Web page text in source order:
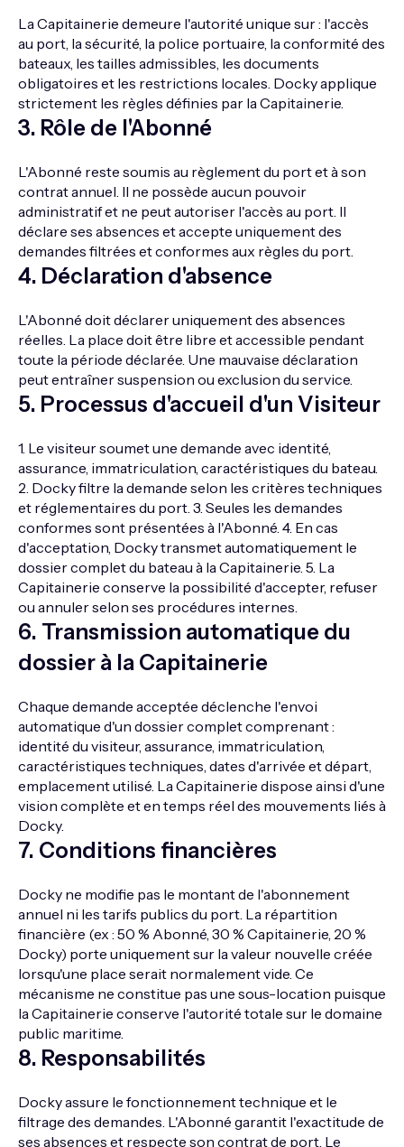
La Capitainerie demeure l'autorité unique sur : l'accès
au port, la sécurité, la police portuaire, la conformité des
bateaux, les tailles admissibles, les documents
obligatoires et les restrictions locales. Docky applique
strictement les règles définies par la Capitainerie.
3. Rôle de l'Abonné
L'Abonné reste soumis au règlement du port et à son
contrat annuel. Il ne possède aucun pouvoir
administratif et ne peut autoriser l'accès au port. Il
déclare ses absences et accepte uniquement des
demandes filtrées et conformes aux règles du port.
4. Déclaration d'absence
L'Abonné doit déclarer uniquement des absences
réelles. La place doit être libre et accessible pendant
toute la période déclarée. Une mauvaise déclaration
peut entraîner suspension ou exclusion du service.
5. Processus d'accueil d'un Visiteur
1. Le visiteur soumet une demande avec identité,
assurance, immatriculation, caractéristiques du bateau.
2. Docky filtre la demande selon les critères techniques
et réglementaires du port. 3. Seules les demandes
conformes sont présentées à l'Abonné. 4. En cas
d'acceptation, Docky transmet automatiquement le
dossier complet du bateau à la Capitainerie. 5. La
Capitainerie conserve la possibilité d'accepter, refuser
ou annuler selon ses procédures internes.
6. Transmission automatique du
dossier à la Capitainerie
Chaque demande acceptée déclenche l'envoi
automatique d'un dossier complet comprenant :
identité du visiteur, assurance, immatriculation,
caractéristiques techniques, dates d'arrivée et départ,
emplacement utilisé. La Capitainerie dispose ainsi d'une
vision complète et en temps réel des mouvements liés à
Docky.
7. Conditions financières
Docky ne modifie pas le montant de l'abonnement
annuel ni les tarifs publics du port. La répartition
financière (ex : 50 % Abonné, 30 % Capitainerie, 20 %
Docky) porte uniquement sur la valeur nouvelle créée
lorsqu'une place serait normalement vide. Ce
mécanisme ne constitue pas une sous-location puisque
la Capitainerie conserve l'autorité totale sur le domaine
public maritime.
8. Responsabilités
Docky assure le fonctionnement technique et le
filtrage des demandes. L'Abonné garantit l'exactitude de
ses absences et respecte son contrat de port. Le